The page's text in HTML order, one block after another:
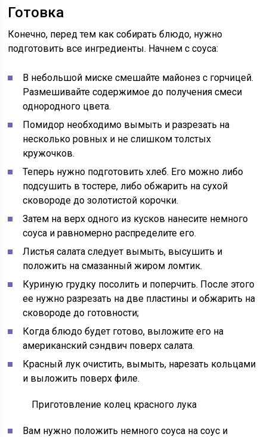
Готовка
Конечно, перед тем как собирать блюдо, нужно
подготовить все ингредиенты. Начнем с соуса:
В небольшой миске смешайте майонез с горчицей.
Размешивайте содержимое до получения смеси
однородного цвета.
Помидор необходимо вымыть и разрезать на
несколько ровных и не слишком толстых
кружочков.
Теперь нужно подготовить хлеб. Его можно либо
подсушить в тостере, либо обжарить на сухой
сковороде до золотистой корочки.
Затем на верх одного из кусков нанесите немного
соуса и равномерно распределите его.
Листья салата следует вымыть, высушить и
положить на смазанный жиром ломтик.
Куриную грудку посолить и поперчить. После этого
ее нужно разрезать на две пластины и обжарить на
сковороде до готовности;
Когда блюдо будет готово, выложите его на
американский сэндвич поверх салата.
Красный лук очистить, вымыть, нарезать кольцами
и выложить поверх филе.
Приготовление колец красного лука
Вам нужно положить немного соуса на соус и